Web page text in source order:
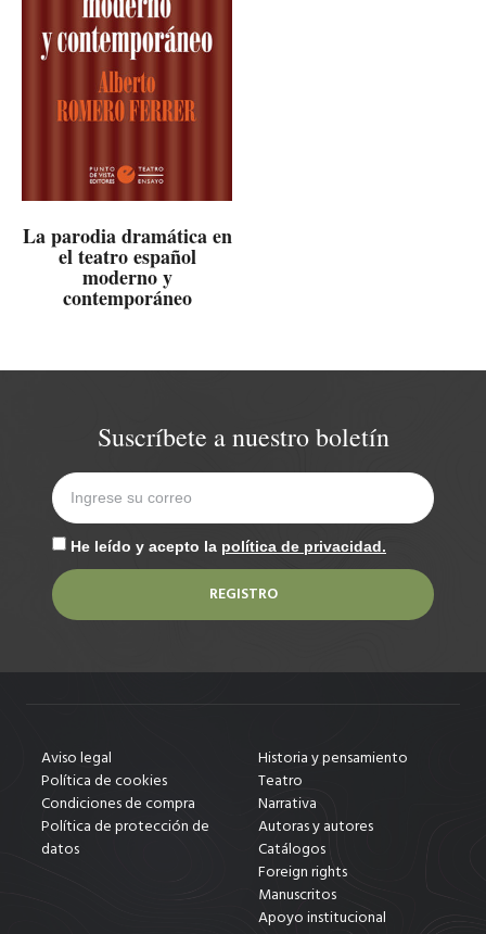
La parodia dramática en
el teatro español
moderno y
contemporáneo
Suscríbete a nuestro boletín
He leído y acepto la política de privacidad.
REGISTRO
Aviso legal
Política de cookies
Condiciones de compra
Política de protección de
datos
Historia y pensamiento
Teatro
Narrativa
Autoras y autores
Catálogos
Foreign rights
Manuscritos
Apoyo institucional